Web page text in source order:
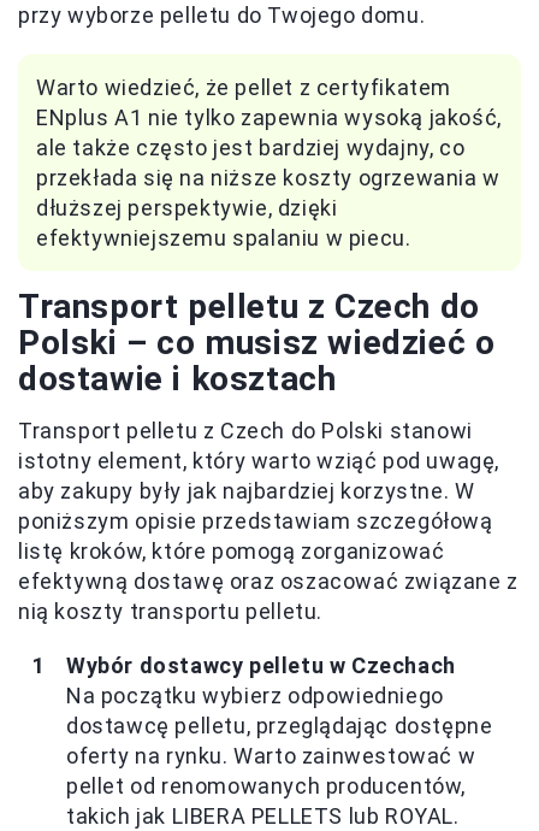
przy wyborze pelletu do Twojego domu.
Warto wiedzieć, że pellet z certyfikatem
ENplus A1 nie tylko zapewnia wysoką jakość,
ale także często jest bardziej wydajny, co
przekłada się na niższe koszty ogrzewania w
dłuższej perspektywie, dzięki
efektywniejszemu spalaniu w piecu.
Transport pelletu z Czech do
Polski – co musisz wiedzieć o
dostawie i kosztach
Transport pelletu z Czech do Polski stanowi
istotny element, który warto wziąć pod uwagę,
aby zakupy były jak najbardziej korzystne. W
poniższym opisie przedstawiam szczegółową
listę kroków, które pomogą zorganizować
efektywną dostawę oraz oszacować związane z
nią koszty transportu pelletu.
Wybór dostawcy pelletu w Czechach
Na początku wybierz odpowiedniego
dostawcę pelletu, przeglądając dostępne
oferty na rynku. Warto zainwestować w
pellet od renomowanych producentów,
takich jak LIBERA PELLETS lub ROYAL.